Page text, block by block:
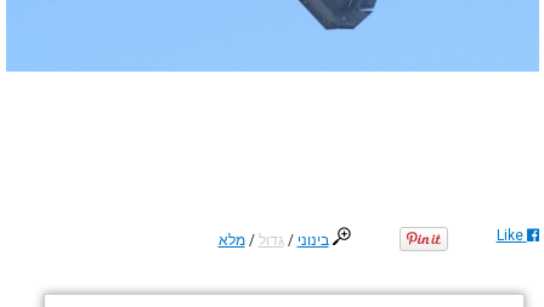
בינוני / גדול /מלא Like